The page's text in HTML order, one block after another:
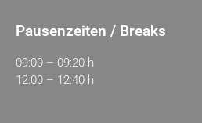
Pausenzeiten / Breaks
09:00 – 09:20 h
12:00 – 12:40 h